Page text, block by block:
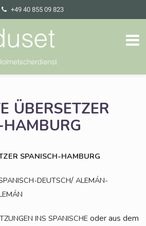
+49 40 855 09 823
ÜBERSETZER
SPANISCH-HAMBURG
DEUTSCH/ALEMÁN-
INS SPANISCHE oder aus dem